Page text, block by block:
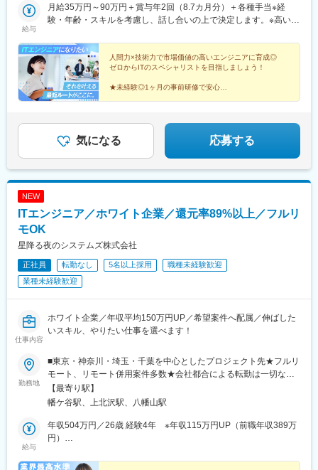
「品川駅」より徒歩5分
給与
月給35万円～90万円＋賞与年2回（8.7カ月分）＋各種手当※経
験・年齢・スキルを考慮し、話し合いの上で決定します。※高い技
下の場合は月給23万円～月給34万円内で決定させていただきます
※上記月給に残業代は含みません、残業代は別途全額支給いたしま
す※これまでの経験・スキルを考慮して優遇いたします【年収例】
年収550万円／30歳・アソシエイトマネージャー職／経験3年年収
700万円／35歳・マネージャー職／経験5年年収800万円／40歳・
ネージャー職／経験15年
人間力×技術力で市場価値の高いエンジニアに育成◎
ゼロからITのスペシャリストを目指しましょう！
★未経験◎1ヶ月の事前研修で安心
★クラウド・AI・DXなど
最新技術も学べる
気になる 応募する
NEW
ITエンジニア／ホワイト企業／還元率89%以上／フルリ
モOK
星降る夜のシステムズ株式会社
正社員 転勤なし 5名以上採用
職種未経験歓迎
業種未経験歓迎
仕事内容
ホワイト企業／年収平均150万円UP／希望案件へ配属／伸ばした
いスキル、やりたい仕事を選べます！
勤務地
■東京・神奈川・埼玉・千葉を中心としたプロジェクト先★フルリ
モート、リモート併用案件多数★会社都合による転勤は一切なし
★居住地を考慮し、配属します【渋谷オフィス】□東京都渋谷区幡
ヶ谷1-2-2 京王幡ヶ谷ビル4F└京王新線「幡ヶ谷駅」南口より徒歩
す。【本社】□東京都世田谷区上北沢4-25-7└京王電鉄「八幡山
駅」より徒歩5分└京王電鉄「上北沢駅」より徒歩6分※主に帳票や
理由】全社の残業時間平均が月10時間以内であり、有給取得が運
【最寄り駅】
幡ケ谷駅、上北沢駅、八幡山駅
給与
年収504万円／26歳 経験4年 ※年収115万円UP（前職年収389万
円）
万円）